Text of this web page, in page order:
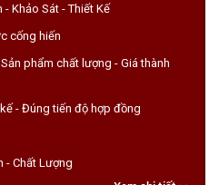
Khảo Sát - Thiết Kế
cống hiến
phẩm chất lượng - Giá thành
- Đúng tiến độ hợp đồng
- Chất Lượng